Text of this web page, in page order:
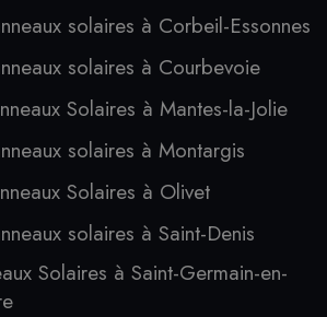
solaires à Corbeil-Essonnes
solaires à Courbevoie
Solaires à Mantes-la-Jolie
solaires à Montargis
Solaires à Olivet
solaires à Saint-Denis
Solaires à Saint-Germain-en-